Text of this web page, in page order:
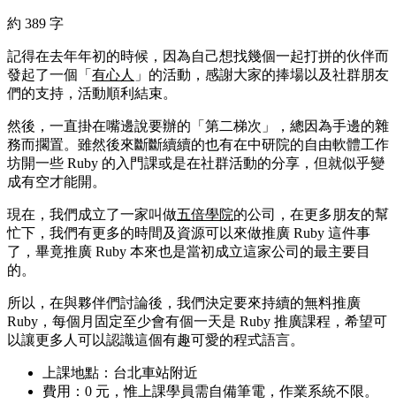
約 389 字
記得在去年年初的時候，因為自己想找幾個一起打拼的伙伴而
發起了一個「 有心人 」的活動，感謝大家的捧場以及社群朋友
們的支持，活動順利結束。
然後，一直掛在嘴邊說要辦的「第二梯次」，總因為手邊的雜
務而擱置。雖然後來斷斷續續的也有在中研院的自由軟體工作
坊開一些 Ruby 的入門課或是在社群活動的分享，但就似乎變
成有空才能開。
現在，我們成立了一家叫做五倍學院的公司，在更多朋友的幫
忙下，我們有更多的時間及資源可以來做推廣 Ruby 這件事
了，畢竟推廣 Ruby 本來也是當初成立這家公司的最主要目
的。
所以，在與夥伴們討論後，我們決定要來持續的無料推廣
Ruby，每個月固定至少會有個一天是 Ruby 推廣課程，希望可
以讓更多人可以認識這個有趣可愛的程式語言。
上課地點：台北車站附近
費用：0 元，惟上課學員需自備筆電，作業系統不限。